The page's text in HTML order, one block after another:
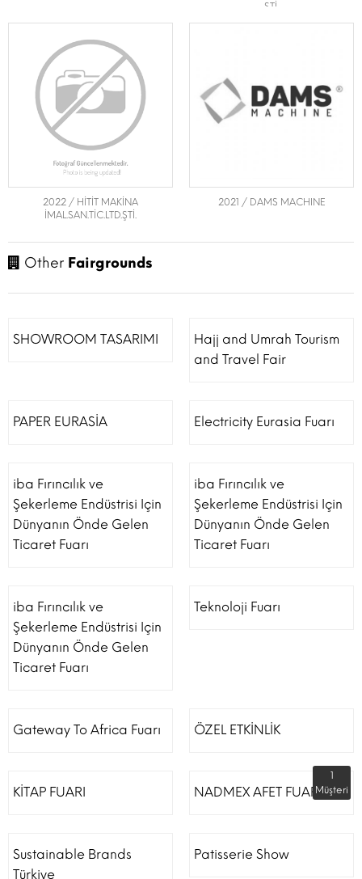
ŞTİ.
2022 / HİTİT MAKİNA
İMAL.SAN.TİC.LTD.ŞTİ.
2021 / DAMS MACHINE
Other Fairgrounds
SHOWROOM TASARIMI
Hajj and Umrah Tourism
and Travel Fair
PAPER EURASİA Electricity Eurasia Fuarı
iba Fırıncılık ve
Şekerleme Endüstrisi Için
Dünyanın Önde Gelen
Ticaret Fuarı
iba Fırıncılık ve
Şekerleme Endüstrisi Için
Dünyanın Önde Gelen
Ticaret Fuarı
iba Fırıncılık ve
Şekerleme Endüstrisi Için
Dünyanın Önde Gelen
Ticaret Fuarı
Teknoloji Fuarı
Gateway To Africa Fuarı ÖZEL ETKİNLİK
KİTAP FUARI NADMEX AFET FUARI
1
Müşteri
Sustainable Brands
Türkiye
Patisserie Show